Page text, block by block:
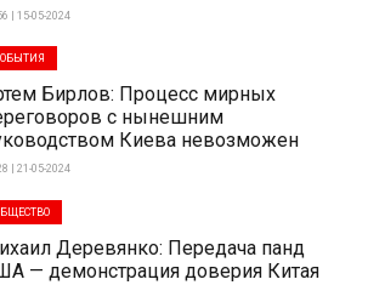
| 15-05-2024
Бирлов: Процесс мирных
с нынешним
Киева невозможен
| 21-05-2024
Деревянко: Передача панд
— демонстрация доверия Китая